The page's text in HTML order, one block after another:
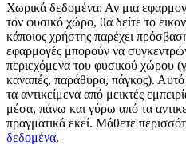
Χωρικά δεδομένα: Αν μια
τον φυσικό χώρο, θα δείτε το
κάποιος χρήστης παρέχει
εφαρμογές μπορούν να
περιεχόμενα του φυσικού χώρου
καναπές, παράθυρα, πάγκος). Αυτό
τα αντικείμενα από μεικτές
μέσα, πάνω και γύρω από τα
πραγματικά εκεί. Μάθετε
δεδομένα.